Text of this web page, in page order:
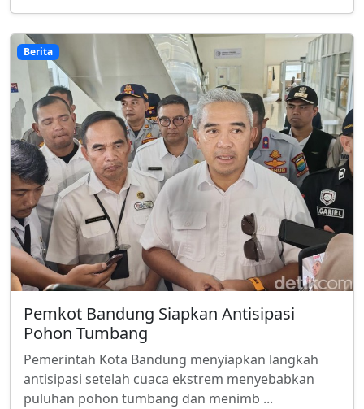
Berita
Pemkot Bandung Siapkan Antisipasi
Pohon Tumbang
Pemerintah Kota Bandung menyiapkan langkah
antisipasi setelah cuaca ekstrem menyebabkan
puluhan pohon tumbang dan menimb ...